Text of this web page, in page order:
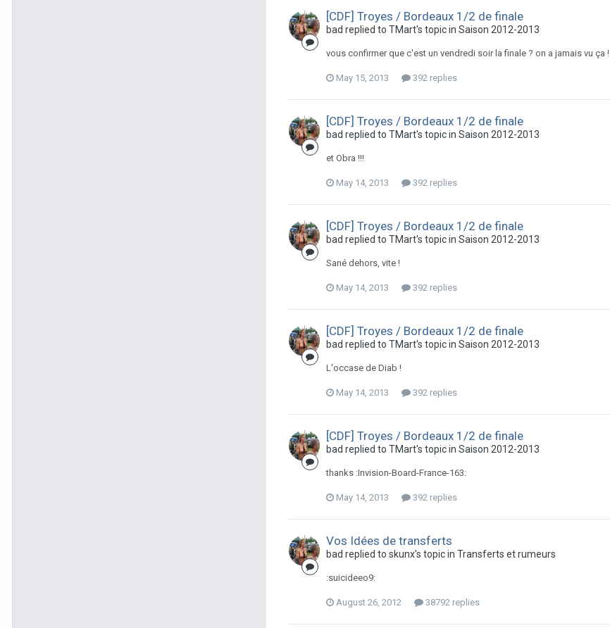
[CDF] Troyes / Bordeaux 1/2 de finale
bad replied to TMart's topic in Saison 2012-2013
vous confirmer que c'est un vendredi soir la finale ? on a jamais vu ça !
May 15, 2013 392 replies
[CDF] Troyes / Bordeaux 1/2 de finale
bad replied to TMart's topic in Saison 2012-2013
et Obra !!!
May 14, 2013 392 replies
[CDF] Troyes / Bordeaux 1/2 de finale
bad replied to TMart's topic in Saison 2012-2013
Sané dehors, vite !
May 14, 2013 392 replies
[CDF] Troyes / Bordeaux 1/2 de finale
bad replied to TMart's topic in Saison 2012-2013
L'occase de Diab !
May 14, 2013 392 replies
[CDF] Troyes / Bordeaux 1/2 de finale
bad replied to TMart's topic in Saison 2012-2013
thanks :Invision-Board-France-163:
May 14, 2013 392 replies
Vos Idées de transferts
bad replied to skunx's topic in Transferts et rumeurs
:suicideeo9:
August 26, 2012 38792 replies